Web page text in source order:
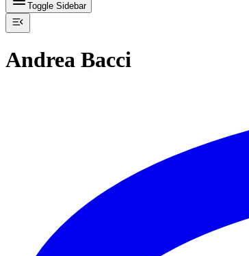
Toggle Sidebar
Andrea Bacci